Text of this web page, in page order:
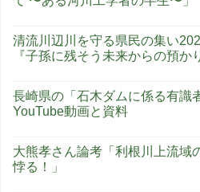
清流川辺川を守る県民の集い
『子孫に残そう未来からの預か
長崎県の「石木ダムに係る有識
YouTube動画と資料
大熊孝さん論考「利根川上流域
悖る！」